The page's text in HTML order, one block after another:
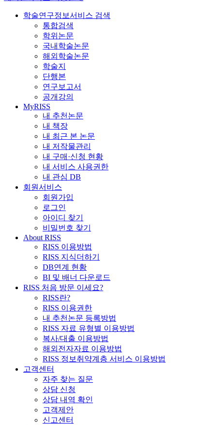
학술연구정보서비스 검색
통합검색
학위논문
국내학술논문
해외학술논문
학술지
단행본
연구보고서
공개강의
MyRISS
내 추천논문
내 책장
내 최근 본 논문
내 저작물관리
내 구매·신청 현황
내 서비스 사용권한
내 관심 DB
회원서비스
회원가입
로그인
아이디 찾기
비밀번호 찾기
About RISS
RISS 이용방법
RISS 지식더하기
DB연계 현황
BI 및 배너 다운로드
RISS 처음 방문 이세요?
RISS란?
RISS 이용권한
내 추천논문 등록방법
RISS 자료 유형별 이용방법
복사/대출 이용방법
해외전자자료 이용방법
RISS 정보취약계층 서비스 이용방법
고객센터
자주 찾는 질문
상담 신청
상담 내역 확인
고객제안
신고센터